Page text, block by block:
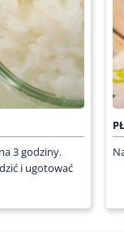
3 godziny.
i ugotować